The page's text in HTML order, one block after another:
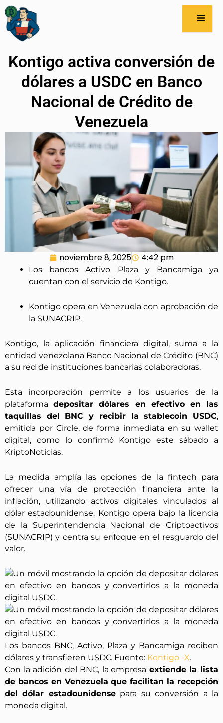
Kontigo activa conversión de
dólares a USDC en Banco
Nacional de Crédito de
Venezuela
noviembre 8, 2025 4:42 pm
Los bancos Activo, Plaza y Bancamiga ya
cuentan con el servicio de Kontigo.
Kontigo opera en Venezuela con aprobación de
la SUNACRIP.
Kontigo, la aplicación financiera digital, suma a la
entidad venezolana Banco Nacional de Crédito (BNC)
a su red de instituciones bancarias colaboradoras.
Esta incorporación permite a los usuarios de la
plataformadepositar dólares en efectivo en las
taquillas del BNC y recibir la stablecoin USDC,
emitida por Circle, de forma inmediata en su wallet
digital, como lo confirmó Kontigo este sábado a
KriptoNoticias.
La medida amplía las opciones de la fintech para
ofrecer una vía de protección financiera ante la
inflación, utilizando activos digitales vinculados al
dólar estadounidense. Kontigo opera bajo la licencia
de la Superintendencia Nacional de Criptoactivos
(SUNACRIP) y centra su enfoque en el resguardo del
valor.
Los bancos BNC, Activo, Plaza y Bancamiga reciben
dólares y transfieren USDC. Fuente: Kontigo -X.
Con la adición del BNC, la empresa extiende la lista
de bancos en Venezuela que facilitan la recepción
del dólar estadounidensepara su conversión a la
moneda digital.